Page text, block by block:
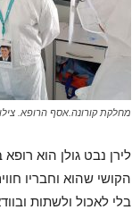
מחלקת קורונה.אסף הרופא.
לירן נבט גולן הוא
הקושי שהוא וחבריו
בלי לאכול ולשתות